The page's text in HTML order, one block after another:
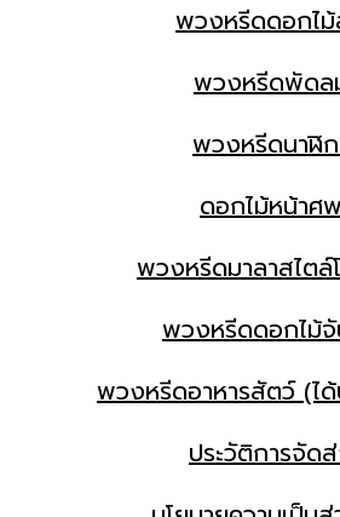
พวงหรีดดอกไ
พวงหรีดพัดล
พวงหรีดนาฬิ
ดอกไม้หน้าศพ
พวงหรีดมาลาสไตล์
พวงหรีดดอกไม้
พวงหรีดอาหารสัตว์ (
ประวัติการจัด